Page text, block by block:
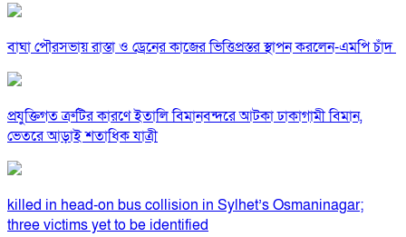
বাঘা পৌরসভায় রাস্তা ও ড্রেনের কাজের ভিত্তিপ্রস্তর স্থাপন করলেন-এমপি চাঁদ
প্রযুক্তিগত ত্রুটির কারণে ইতালি বিমানবন্দরে আটকা ঢাকাগামী বিমান,
ভেতরে আড়াই শতাধিক যাত্রী
killed in head-on bus collision in Sylhet’s Osmaninagar;
three victims yet to be identified